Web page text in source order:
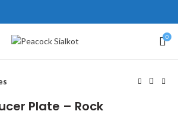
0
Plate – Rock
性生活，而
保持談話很
上購買
助你獲得一
。犀利士治療